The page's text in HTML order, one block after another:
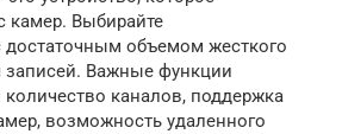
камер. Выбирайте
достаточным объемом жесткого
записей. Важные функции
количество каналов, поддержка
возможность удаленного